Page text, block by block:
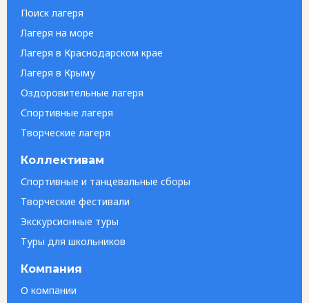
Поиск лагеря
Лагеря на море
Лагеря в Краснодарском крае
Лагеря в Крыму
Оздоровительные лагеря
Спортивные лагеря
Творческие лагеря
Коллективам
Спортивные и танцевальные сборы
Творческие фестивали
Экскурсионные туры
Туры для школьников
Компания
О компании